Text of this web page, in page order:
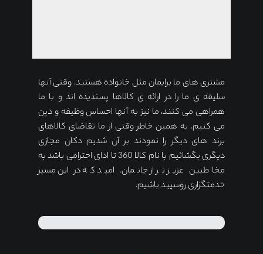
مشتری های ما برایمان مثل خانواده هستند. وقتی آنها
سلیقه ی ما را در ارائه ی کالاها پسندیده اند و با ما
همراهی می کنند، ما نیز به آنها احساس وظیفه و دین
می کنیم. به همین خاطر وقتی از ما تقاضای کالاهای
برند های دیگر را نمودند بر آن شدیم دکان مجازی
دیگری بگشائیم با نام کالا 360 تا ادای احترامی باشد به
مخاطبین عزیز تر از جانمان. امید که در این مسیر
خدمتگزاری روسپید باشیم.